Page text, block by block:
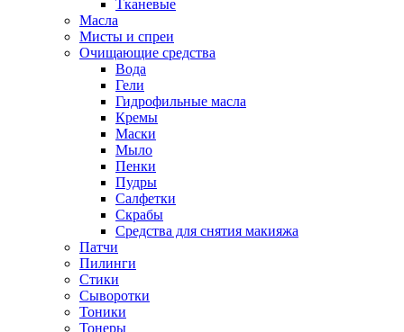
Тканевые
Масла
Мисты и спреи
Очищающие средства
Вода
Гели
Гидрофильные масла
Кремы
Маски
Мыло
Пенки
Пудры
Салфетки
Скрабы
Средства для снятия макияжа
Патчи
Пилинги
Стики
Сыворотки
Тоники
Тонеры